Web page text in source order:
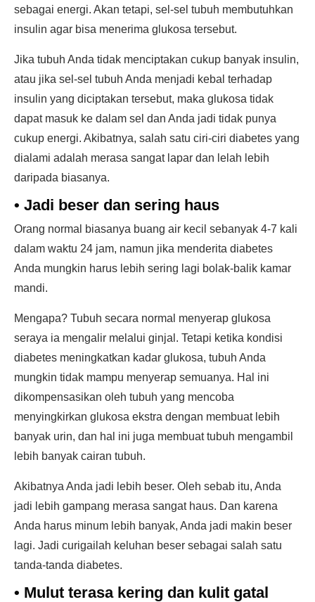
sebagai energi. Akan tetapi, sel-sel tubuh membutuhkan
insulin agar bisa menerima glukosa tersebut.
Jika tubuh Anda tidak menciptakan cukup banyak insulin,
atau jika sel-sel tubuh Anda menjadi kebal terhadap
insulin yang diciptakan tersebut, maka glukosa tidak
dapat masuk ke dalam sel dan Anda jadi tidak punya
cukup energi. Akibatnya, salah satu ciri-ciri diabetes yang
dialami adalah merasa sangat lapar dan lelah lebih
daripada biasanya.
• Jadi beser dan sering haus
Orang normal biasanya buang air kecil sebanyak 4-7 kali
dalam waktu 24 jam, namun jika menderita diabetes
Anda mungkin harus lebih sering lagi bolak-balik kamar
mandi.
Mengapa? Tubuh secara normal menyerap glukosa
seraya ia mengalir melalui ginjal. Tetapi ketika kondisi
diabetes meningkatkan kadar glukosa, tubuh Anda
mungkin tidak mampu menyerap semuanya. Hal ini
dikompensasikan oleh tubuh yang mencoba
menyingkirkan glukosa ekstra dengan membuat lebih
banyak urin, dan hal ini juga membuat tubuh mengambil
lebih banyak cairan tubuh.
Akibatnya Anda jadi lebih beser. Oleh sebab itu, Anda
jadi lebih gampang merasa sangat haus. Dan karena
Anda harus minum lebih banyak, Anda jadi makin beser
lagi. Jadi curigailah keluhan beser sebagai salah satu
tanda-tanda diabetes.
• Mulut terasa kering dan kulit gatal